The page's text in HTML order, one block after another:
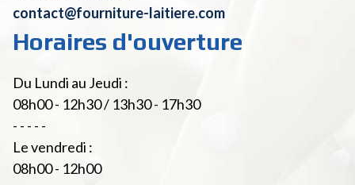
contact@fourniture-laitiere.com
Horaires d'ouverture
Du Lundi au Jeudi :
08h00 - 12h30 / 13h30 - 17h30
- - - - -
Le vendredi :
08h00 - 12h00